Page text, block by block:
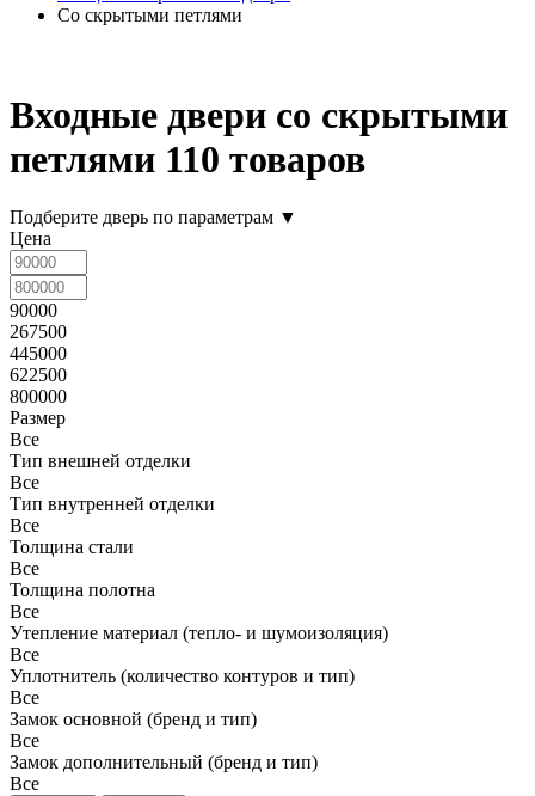
Со скрытыми петлями
Входные двери со скрытыми
петлями 110 товаров
Подберите дверь по параметрам ▼
Цена
90000
267500
445000
622500
800000
Размер
Все
Тип внешней отделки
Все
Тип внутренней отделки
Все
Толщина стали
Все
Толщина полотна
Все
Утепление материал (тепло- и шумоизоляция)
Все
Уплотнитель (количество контуров и тип)
Все
Замок основной (бренд и тип)
Все
Замок дополнительный (бренд и тип)
Все